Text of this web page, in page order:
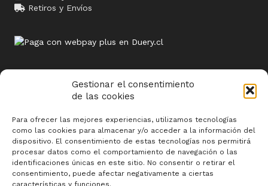
Gestionar el consentimiento
de las cookies
Para ofrecer las mejores experiencias, utilizamos tecnologías
como las cookies para almacenar y/o acceder a la información del
dispositivo. El consentimiento de estas tecnologías nos permitirá
procesar datos como el comportamiento de navegación o las
identificaciones únicas en este sitio. No consentir o retirar el
consentimiento, puede afectar negativamente a ciertas
características y funciones.
Retiros y Envíos
Sitios relacionados
www.termosolar.cl
www.butoni.cl
www.siweb.cl